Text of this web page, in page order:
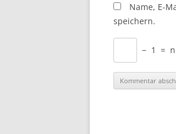
Name, E-
speichern.
− 1 =